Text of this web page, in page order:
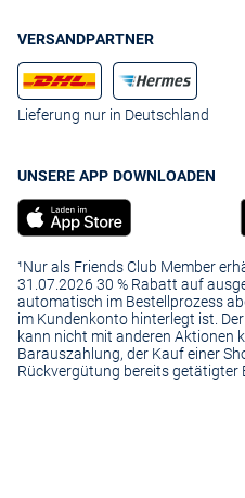
VERSANDPARTNER
Lieferung nur in Deutschland
UNSERE APP DOWNLOADEN
¹Nur als Friends Club Member
31.07.2026 30 % Rabatt auf
automatisch im Bestellprozess
im Kundenkonto hinterlegt ist.
kann nicht mit anderen Aktionen
Barauszahlung, der Kauf einer
Rückvergütung bereits getätigter